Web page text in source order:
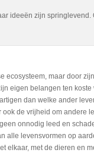
ideeën zijn
ecosysteem, maar door
eigen belangen ten
dan welke ander
de vrijheid om andere
onnodig leed en
alle levensvormen op
elkaar, met de dieren en